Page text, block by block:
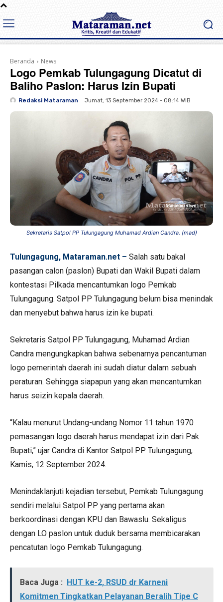
Beranda News
Logo Pemkab Tulungagung Dicatut di
Baliho Paslon: Harus Izin Bupati
Redaksi Mataraman Jumat, 13 September 2024 - 08:14 WIB
Sekretaris Satpol PP Tulungagung Muhamad Ardian Candra. (mad)
Tulungagung, Mataraman.net – Salah satu bakal
pasangan calon (paslon) Bupati dan Wakil Bupati dalam
kontestasi Pilkada mencantumkan logo Pemkab
Tulungagung. Satpol PP Tulungagung belum bisa menindak
dan menyebut bahwa harus izin ke bupati.
Sekretaris Satpol PP Tulungagung, Muhamad Ardian
Candra mengungkapkan bahwa sebenarnya pencantuman
logo pemerintah daerah ini sudah diatur dalam sebuah
peraturan. Sehingga siapapun yang akan mencantumkan
harus seizin kepala daerah.
“Kalau menurut Undang-undang Nomor 11 tahun 1970
pemasangan logo daerah harus mendapat izin dari Pak
Bupati,” ujar Candra di Kantor Satpol PP Tulungagung,
Kamis, 12 September 2024.
Menindaklanjuti kejadian tersebut, Pemkab Tulungagung
sendiri melalui Satpol PP yang pertama akan
berkoordinasi dengan KPU dan Bawaslu. Sekaligus
dengan LO paslon untuk duduk bersama membicarakan
pencatutan logo Pemkab Tulungagung.
Baca Juga :
HUT ke-2, RSUD dr Karneni
Komitmen Tingkatkan Pelayanan Beralih Tipe C